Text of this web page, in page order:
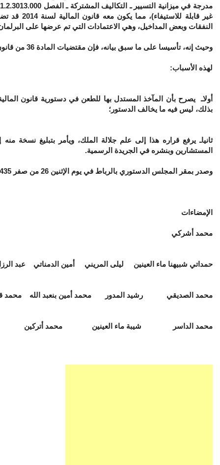
غير
النفقات وبعض المداخيل، وهي الاعتمادات التي تم عرضها على البرلمان
وحيث إنه، تأسيسا على ما سبق بيانه، فإن مقتضيات المادة 36 من قانون المالية لسنة 2014 ليس فيها ما يخالف الدستور؛
لهذه الأسباب:
أولا
بذلك، ليس فيه ما يخالف الدستور؛
ثانياـ يرفع قراره هذا إلى علم جلالة الملك، ويأمر بتبليغ
المستشارين وبنشره في الجريدة الرسمية.
وصدر بمقر المجلس الدستوري بالرباط في يوم الإثنين 26 من صفر 1435
الإمضاءات
محمد أشركي
حمداتي شبيهنا ماء العينين ليلى المريني أمين الدمناتي عبد
محمد الصديقي رشيد المدور محمد أمين بنعبد الله محمد
محمد الداسر شيبة ماء العينين محمد أتركين